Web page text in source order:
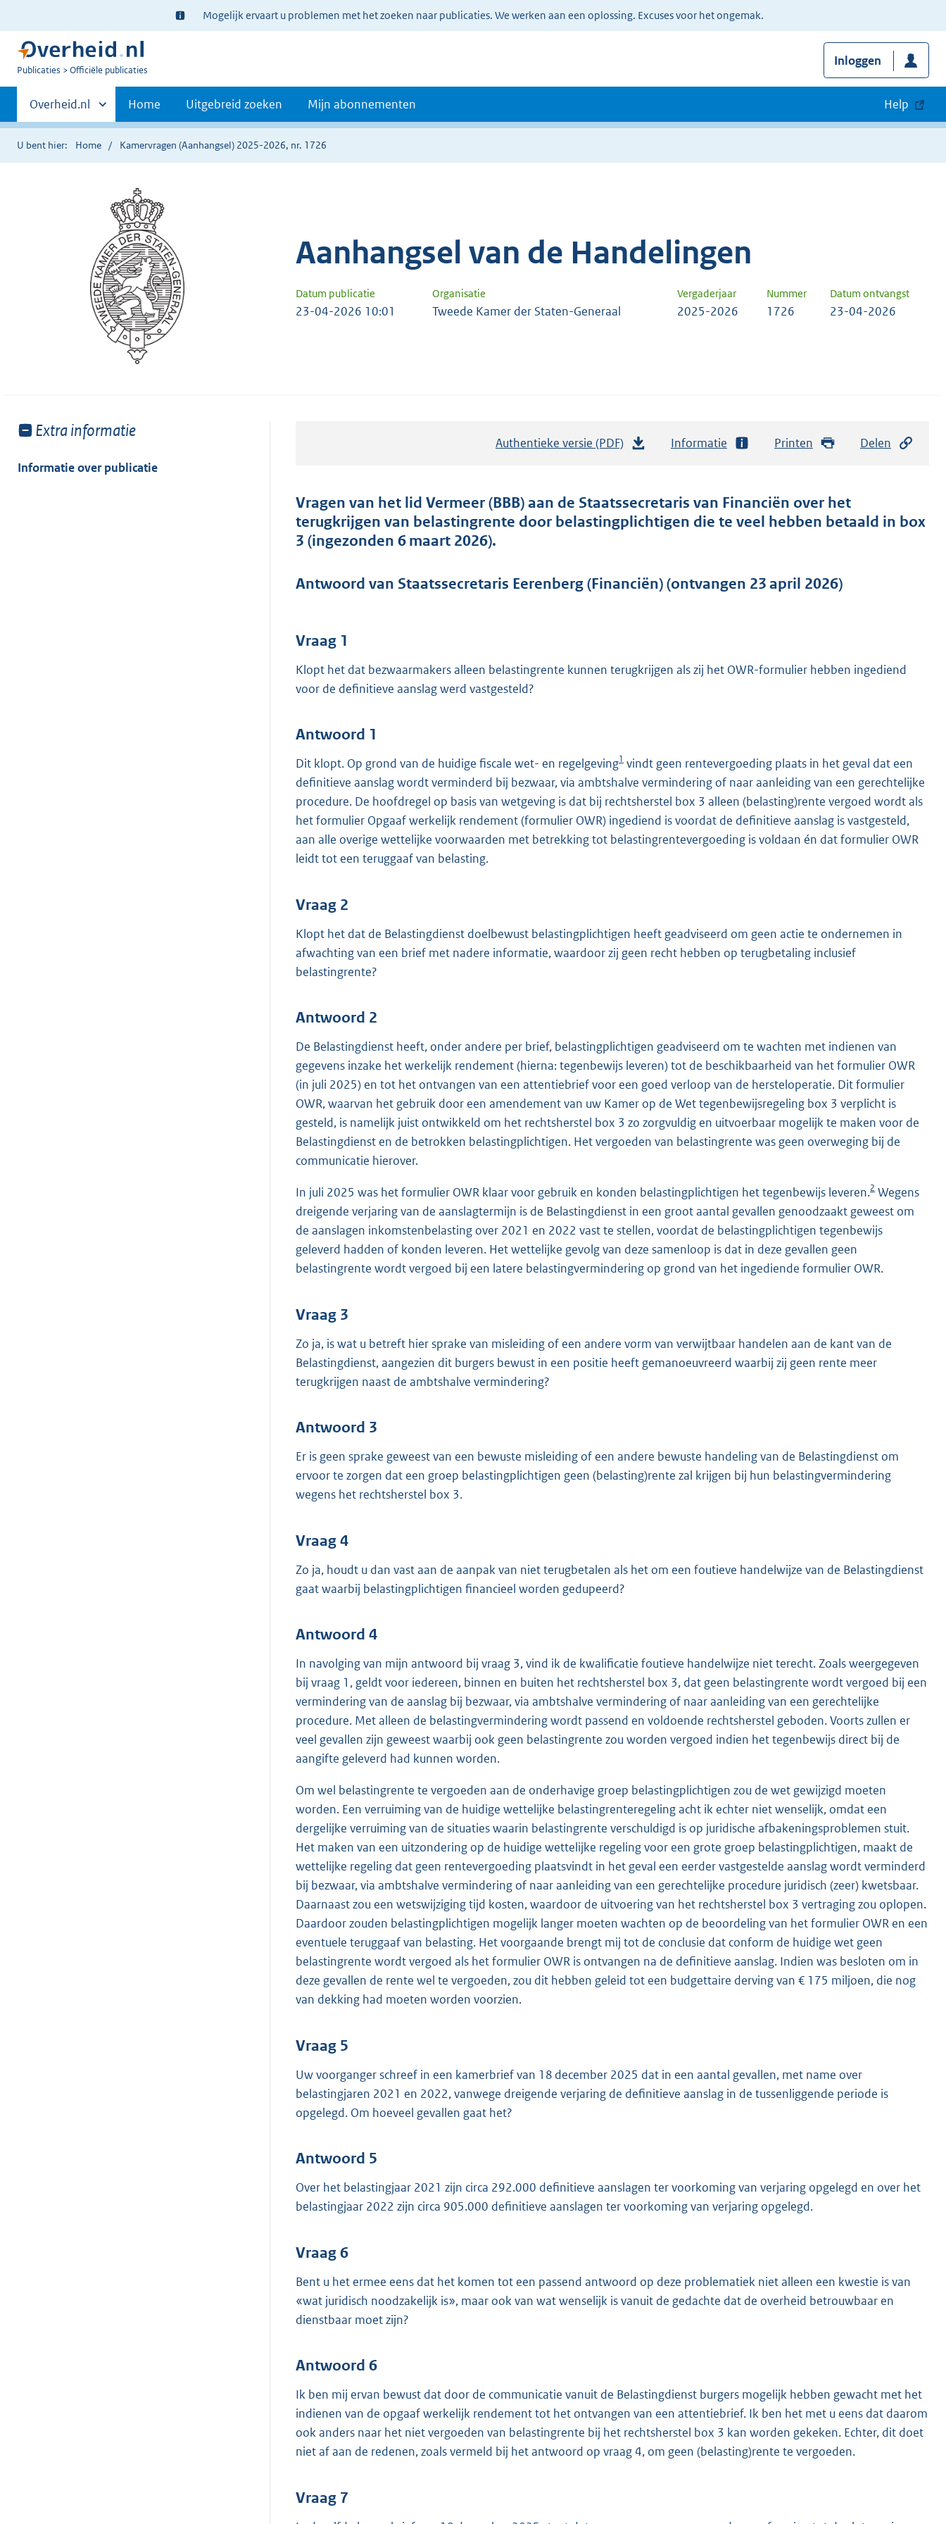
Ter
informatie:
Mogelijk ervaart u problemen met het zoeken naar publicaties. We werken aan een oplossing. Excuses voor het ongemak.
U
Publicaties Officiële publicaties
Inloggen
Primaire
navigatie
Andere
sites
binnen
Overheid.nl Home Uitgebreid zoeken Mijn abonnementen Help
U bent hier: Home Kamervragen (Aanhangsel) 2025-2026, nr. 1726
Aanhangsel van de Handelingen
Datum publicatie Organisatie Vergaderjaar Nummer Datum ontvangst
23-04-2026 10:01 Tweede Kamer der Staten-Generaal 2025-2026 1726 23-04-2026
Toon
van:
Extra informatie
Informatie over publicatie
Authentieke versie (PDF)
t
a
t
7
K
b
Informatie Printen Delen
Vragen van het lid Vermeer (BBB) aan de Staatssecretaris van Financiën over het
terugkrijgen van belastingrente door belastingplichtigen die te veel hebben betaald in box
3 (ingezonden 6 maart 2026).
Antwoord van Staatssecretaris Eerenberg (Financiën) (ontvangen 23 april 2026)
Vraag 1
Klopt het dat bezwaarmakers alleen belastingrente kunnen terugkrijgen als zij het OWR-formulier hebben ingediend
voor de definitieve aanslag werd vastgesteld?
Antwoord 1
Dit klopt. Op grond van de huidige fiscale wet- en regelgeving1 vindt geen rentevergoeding plaats in het geval dat een
definitieve aanslag wordt verminderd bij bezwaar, via ambtshalve vermindering of naar aanleiding van een gerechtelijke
procedure. De hoofdregel op basis van wetgeving is dat bij rechtsherstel box 3 alleen (belasting)rente vergoed wordt als
het formulier Opgaaf werkelijk rendement (formulier OWR) ingediend is voordat de definitieve aanslag is vastgesteld,
aan alle overige wettelijke voorwaarden met betrekking tot belastingrentevergoeding is voldaan én dat formulier OWR
leidt tot een teruggaaf van belasting.
Vraag 2
Klopt het dat de Belastingdienst doelbewust belastingplichtigen heeft geadviseerd om geen actie te ondernemen in
afwachting van een brief met nadere informatie, waardoor zij geen recht hebben op terugbetaling inclusief
belastingrente?
Antwoord 2
De Belastingdienst heeft, onder andere per brief, belastingplichtigen geadviseerd om te wachten met indienen van
gegevens inzake het werkelijk rendement (hierna: tegenbewijs leveren) tot de beschikbaarheid van het formulier OWR
(in juli 2025) en tot het ontvangen van een attentiebrief voor een goed verloop van de hersteloperatie. Dit formulier
OWR, waarvan het gebruik door een amendement van uw Kamer op de Wet tegenbewijsregeling box 3 verplicht is
gesteld, is namelijk juist ontwikkeld om het rechtsherstel box 3 zo zorgvuldig en uitvoerbaar mogelijk te maken voor de
Belastingdienst en de betrokken belastingplichtigen. Het vergoeden van belastingrente was geen overweging bij de
communicatie hierover.
In juli 2025 was het formulier OWR klaar voor gebruik en konden belastingplichtigen het tegenbewijs leveren.2 Wegens
dreigende verjaring van de aanslagtermijn is de Belastingdienst in een groot aantal gevallen genoodzaakt geweest om
de aanslagen inkomstenbelasting over 2021 en 2022 vast te stellen, voordat de belastingplichtigen tegenbewijs
geleverd hadden of konden leveren. Het wettelijke gevolg van deze samenloop is dat in deze gevallen geen
belastingrente wordt vergoed bij een latere belastingvermindering op grond van het ingediende formulier OWR.
Vraag 3
Zo ja, is wat u betreft hier sprake van misleiding of een andere vorm van verwijtbaar handelen aan de kant van de
Belastingdienst, aangezien dit burgers bewust in een positie heeft gemanoeuvreerd waarbij zij geen rente meer
terugkrijgen naast de ambtshalve vermindering?
Antwoord 3
Er is geen sprake geweest van een bewuste misleiding of een andere bewuste handeling van de Belastingdienst om
ervoor te zorgen dat een groep belastingplichtigen geen (belasting)rente zal krijgen bij hun belastingvermindering
wegens het rechtsherstel box 3.
Vraag 4
Zo ja, houdt u dan vast aan de aanpak van niet terugbetalen als het om een foutieve handelwijze van de Belastingdienst
gaat waarbij belastingplichtigen financieel worden gedupeerd?
Antwoord 4
In navolging van mijn antwoord bij vraag 3, vind ik de kwalificatie foutieve handelwijze niet terecht. Zoals weergegeven
bij vraag 1, geldt voor iedereen, binnen en buiten het rechtsherstel box 3, dat geen belastingrente wordt vergoed bij een
vermindering van de aanslag bij bezwaar, via ambtshalve vermindering of naar aanleiding van een gerechtelijke
procedure. Met alleen de belastingvermindering wordt passend en voldoende rechtsherstel geboden. Voorts zullen er
veel gevallen zijn geweest waarbij ook geen belastingrente zou worden vergoed indien het tegenbewijs direct bij de
aangifte geleverd had kunnen worden.
Om wel belastingrente te vergoeden aan de onderhavige groep belastingplichtigen zou de wet gewijzigd moeten
worden. Een verruiming van de huidige wettelijke belastingrenteregeling acht ik echter niet wenselijk, omdat een
dergelijke verruiming van de situaties waarin belastingrente verschuldigd is op juridische afbakeningsproblemen stuit.
Het maken van een uitzondering op de huidige wettelijke regeling voor een grote groep belastingplichtigen, maakt de
wettelijke regeling dat geen rentevergoeding plaatsvindt in het geval een eerder vastgestelde aanslag wordt verminderd
bij bezwaar, via ambtshalve vermindering of naar aanleiding van een gerechtelijke procedure juridisch (zeer) kwetsbaar.
Daarnaast zou een wetswijziging tijd kosten, waardoor de uitvoering van het rechtsherstel box 3 vertraging zou oplopen.
Daardoor zouden belastingplichtigen mogelijk langer moeten wachten op de beoordeling van het formulier OWR en een
eventuele teruggaaf van belasting. Het voorgaande brengt mij tot de conclusie dat conform de huidige wet geen
belastingrente wordt vergoed als het formulier OWR is ontvangen na de definitieve aanslag. Indien was besloten om in
deze gevallen de rente wel te vergoeden, zou dit hebben geleid tot een budgettaire derving van € 175 miljoen, die nog
van dekking had moeten worden voorzien.
Vraag 5
Uw voorganger schreef in een kamerbrief van 18 december 2025 dat in een aantal gevallen, met name over
belastingjaren 2021 en 2022, vanwege dreigende verjaring de definitieve aanslag in de tussenliggende periode is
opgelegd. Om hoeveel gevallen gaat het?
Antwoord 5
Over het belastingjaar 2021 zijn circa 292.000 definitieve aanslagen ter voorkoming van verjaring opgelegd en over het
belastingjaar 2022 zijn circa 905.000 definitieve aanslagen ter voorkoming van verjaring opgelegd.
Vraag 6
Bent u het ermee eens dat het komen tot een passend antwoord op deze problematiek niet alleen een kwestie is van
«wat juridisch noodzakelijk is», maar ook van wat wenselijk is vanuit de gedachte dat de overheid betrouwbaar en
dienstbaar moet zijn?
Antwoord 6
Ik ben mij ervan bewust dat door de communicatie vanuit de Belastingdienst burgers mogelijk hebben gewacht met het
indienen van de opgaaf werkelijk rendement tot het ontvangen van een attentiebrief. Ik ben het met u eens dat daarom
ook anders naar het niet vergoeden van belastingrente bij het rechtsherstel box 3 kan worden gekeken. Echter, dit doet
niet af aan de redenen, zoals vermeld bij het antwoord op vraag 4, om geen (belasting)rente te vergoeden.
Vraag 7